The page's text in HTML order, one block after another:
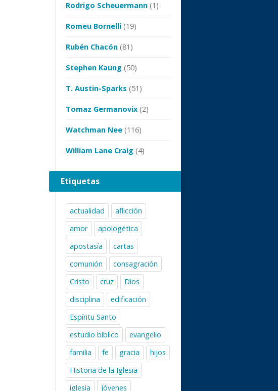
Rodrigo Scheuermann (1)
Romeu Bornelli (19)
Rubén Chacón (81)
Stephen Kaung (50)
T. Austin-Sparks (51)
Tomaz Germanovix (2)
Watchman Nee (116)
William Lane Craig (4)
Etiquetas
actualidad
aflicción
amor
apologética
apostasía
cartas
comunión
consagración
Cristo
cruz
Dios
disciplina
edificación
Espíritu Santo
estudio bíblico
evangelio
familia
fe gracia
hijos
Historia de la Iglesia
iglesia
jóvenes